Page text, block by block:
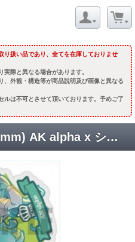
り扱い品であり、全てを在庫しておりませ
実際と異なる場合があります。
、外観・構造等が商品説明及び画像と異なる
ルは不可とさせて頂いております。予めご了
ステッカー Mサイズ(80mm) AK alpha x シリアヒグマ